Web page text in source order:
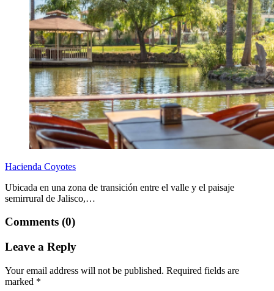
Hacienda Coyotes
Ubicada en una zona de transición entre el valle y el paisaje
semirrural de Jalisco,…
Comments (0)
Leave a Reply
Your email address will not be published. Required fields are
marked *